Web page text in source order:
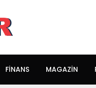
FINANS MAGAZIN